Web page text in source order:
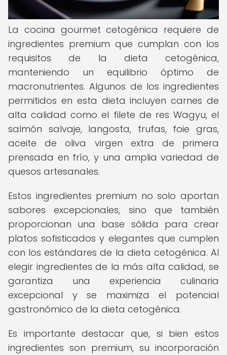
La cocina gourmet cetogénica requiere de
ingredientes premium que cumplan con los
requisitos de la dieta cetogénica,
manteniendo un equilibrio óptimo de
macronutrientes. Algunos de los ingredientes
permitidos en esta dieta incluyen carnes de
alta calidad como el filete de res Wagyu, el
salmón salvaje, langosta, trufas, foie gras,
aceite de oliva virgen extra de primera
prensada en frío, y una amplia variedad de
quesos artesanales.
Estos ingredientes premium no solo aportan
sabores excepcionales, sino que también
proporcionan una base sólida para crear
platos sofisticados y elegantes que cumplen
con los estándares de la dieta cetogénica. Al
elegir ingredientes de la más alta calidad, se
garantiza una experiencia culinaria
excepcional y se maximiza el potencial
gastronómico de la dieta cetogénica.
Es importante destacar que, si bien estos
ingredientes son premium, su incorporación